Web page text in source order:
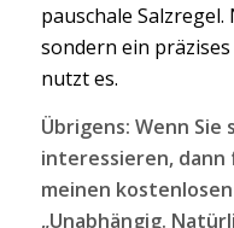
pauschale
sondern ein
nutzt es.
Übrigens: Wenn
interessieren,
meinen
„Unabhängig.